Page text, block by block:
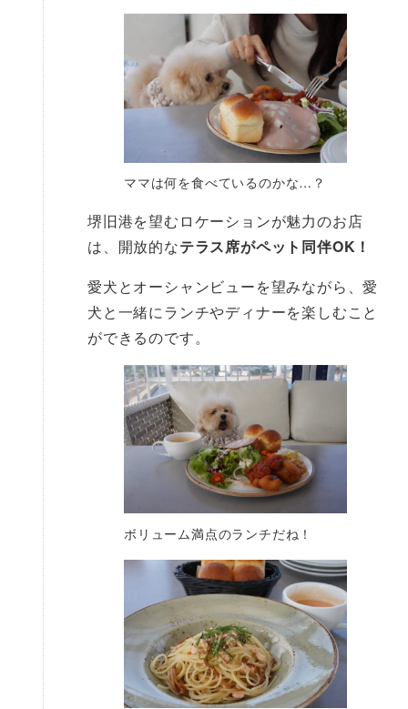
ママは何を食べているのかな…？
堺旧港を望むロケーションが魅力のお店
は、開放的なテラス席がペット同伴OK！
愛犬とオーシャンビューを望みながら、愛
犬と一緒にランチやディナーを楽しむこと
ができるのです。
ボリューム満点のランチだね！